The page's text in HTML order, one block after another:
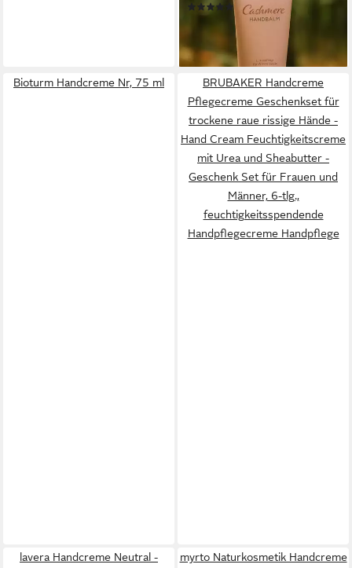
für Geschmeidigkeit, reduziert
Wasserverlust
(1)
(189,80 €/ 1 l)
lieferbar - in 2-3 Werktagen bei dir
Bioturm Handcreme Nr, 75 ml
BRUBAKER Handcreme
Pflegecreme Geschenkset für
trockene raue rissige Hände -
Hand Cream Feuchtigkeitscreme
mit Urea und Sheabutter -
Geschenk Set für Frauen und
Männer, 6-tlg.,
feuchtigkeitsspendende
Handpflegecreme Handpflege
lavera Handcreme Neutral -
myrto Naturkosmetik Handcreme